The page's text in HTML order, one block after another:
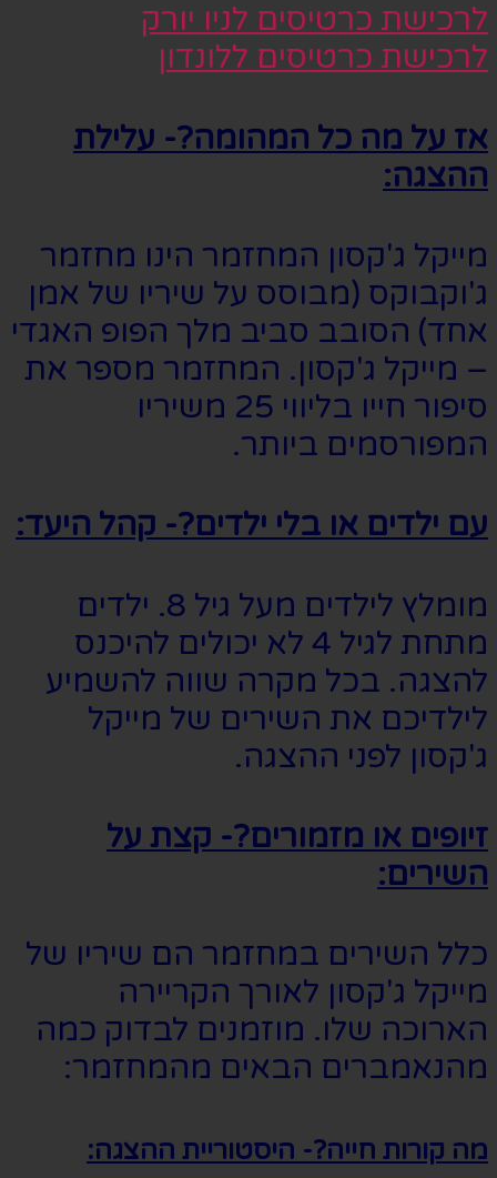
לרכישת כרטיסים לניו יורק
לרכישת כרטיסים ללונדון
אז על מה כל המהומה?- עלילת
ההצגה:
מייקל ג'קסון המחזמר הינו מחזמר
ג'וקבוקס (מבוסס על שיריו של אמן
אחד) הסובב סביב מלך הפופ האגדי
– מייקל ג'קסון. המחזמר מספר את
סיפור חייו בליווי 25 משיריו
המפורסמים ביותר.
עם ילדים או בלי ילדים?- קהל היעד:
מומלץ לילדים מעל גיל 8. ילדים
מתחת לגיל 4 לא יכולים להיכנס
להצגה. בכל מקרה שווה להשמיע
לילדיכם את השירים של מייקל
ג'קסון לפני ההצגה.
זיופים או מזמורים?- קצת על
השירים:
כלל השירים במחזמר הם שיריו של
מייקל ג'קסון לאורך הקריירה
הארוכה שלו. מוזמנים לבדוק כמה
מהנאמברים הבאים מהמחזמר:
מה קורות חייה?- היסטוריית ההצגה: